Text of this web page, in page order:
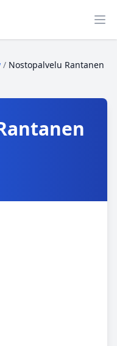
/ Nostopalvelu Rantanen